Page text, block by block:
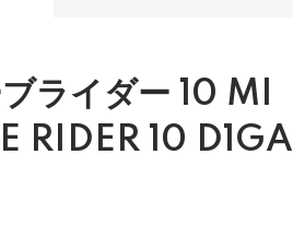
ライダー 10 MI
RIDER 10 D1GA